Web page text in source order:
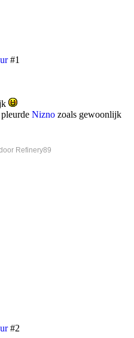
#1
pleurde Nizno zoals gewoonlijk
Refinery89
#2